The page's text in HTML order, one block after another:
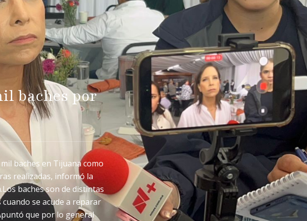
baches por
baches en Tijuana como
realizadas, informó la
baches son de distintas
se acude a reparar
que por lo general